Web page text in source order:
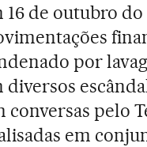
16 de outubro do
por
diversos
conversas pelo
em